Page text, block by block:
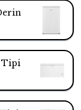
Tipi